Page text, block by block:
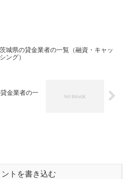
とは違い地元の街金は審査基準も独自で
すし、過去の金融事故履歴よりも現在の
も融資対象になるのは街金の特色です。
知名度がなくても評判の良い業者はたく
茨城県の貸金業者の一覧（融資・キャッ
シング）
金業者の一
ントを書き込む